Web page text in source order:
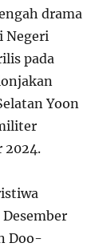
drama
Negeri
pada
Yoon
2024.
Doo-